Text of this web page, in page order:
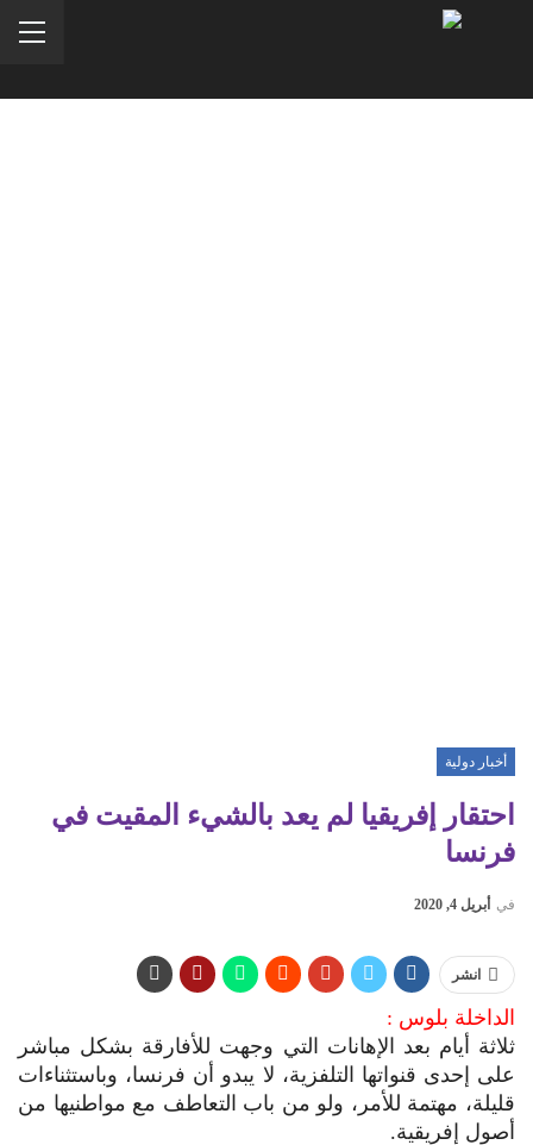
أخبار دولية
احتقار إفريقيا لم يعد بالشيء المقيت في
فرنسا
في أبريل 4, 2020
انشر
الداخلة بلوس :
ثلاثة أيام بعد الإهانات التي وجهت للأفارقة بشكل مباشر
على إحدى قنواتها التلفزية، لا يبدو أن فرنسا، وباستثناءات
قليلة، مهتمة للأمر، ولو من باب التعاطف مع مواطنيها من
أصول إفريقية.